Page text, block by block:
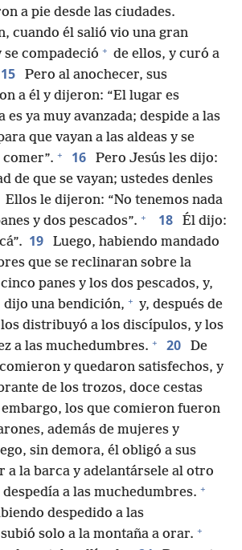
a pie desde las ciudades.
cuando él salió vio una gran
compadeció + de ellos, y curó a
15
Pero al anochecer, sus
a él y dijeron: “El lugar es
ya muy avanzada; despide a las
que vayan a las aldeas y se
+ 16
Pero Jesús les dijo:
de que se vayan; ustedes denles
Ellos le dijeron: “No tenemos nada
y dos pescados”. + 18
Él dijo:
19
Luego, habiendo mandado
que se reclinaran sobre la
panes y los dos pescados, y,
una bendición, + y, después de
distribuyó a los discípulos, y los
a las muchedumbres. + 20
De
y quedaron satisfechos, y
de los trozos, doce cestas
los que comieron fueron
además de mujeres y
sin demora, él obligó a sus
a la barca y adelantársele al otro
a las muchedumbres. +
despedido a las
solo a la montaña a orar. +